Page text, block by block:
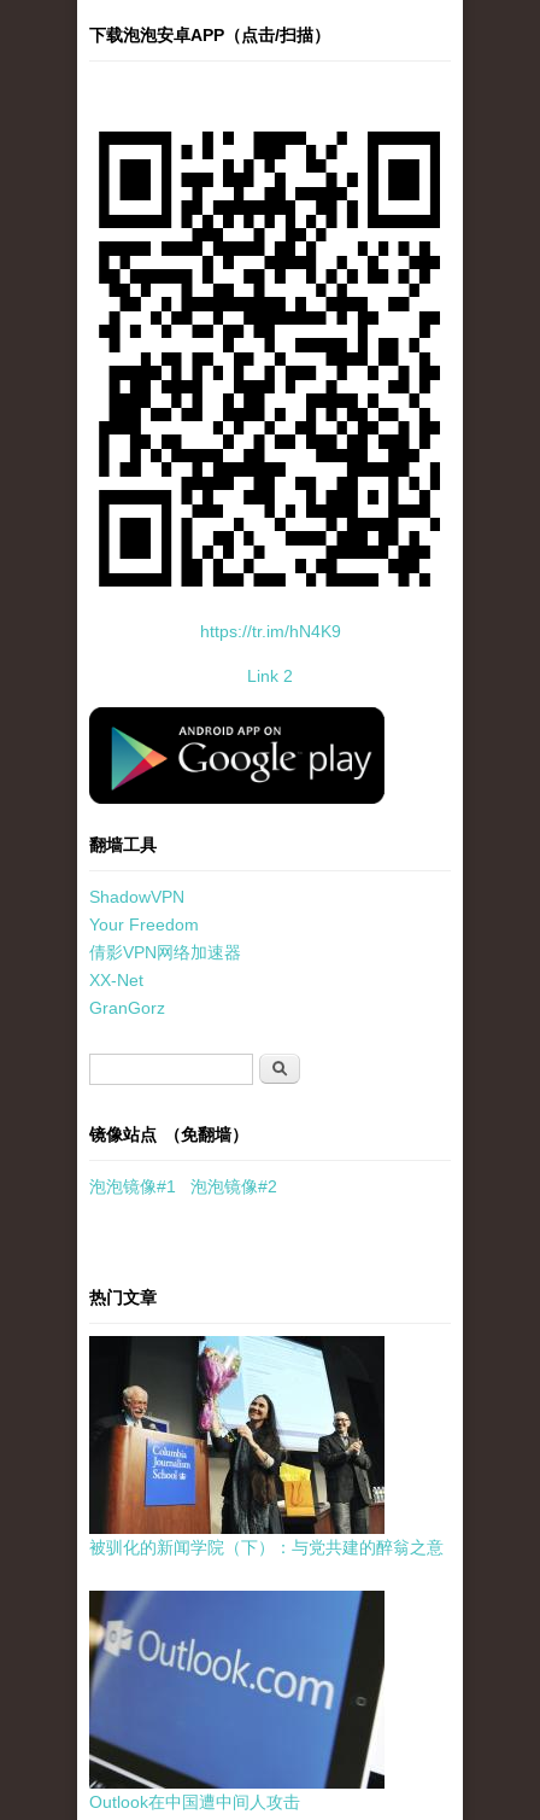
下载泡泡安卓APP（点击/扫描）
https://tr.im/hN4K9
Link 2
standard-icon-googleplay-app-store.png
翻墙工具
ShadowVPN
Your Freedom
倩影VPN网络加速器
XX-Net
GranGorz
搜索
镜像站点 （免翻墙）
泡泡镜像#1 泡泡镜像#2
热门文章
被驯化的新闻学院（下）：与党共建的醉翁之意
Outlook在中国遭中间人攻击